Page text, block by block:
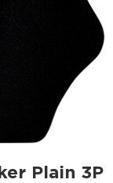
Plain 3P